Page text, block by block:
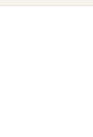
Erhan Parlar vefat etti